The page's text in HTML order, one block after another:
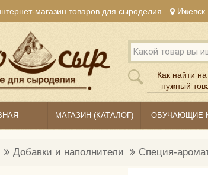
магазин товаров для сыроделия Ижевск
Как найти
нужный
МАГАЗИН (КАТАЛОГ) ОБУЧАЮЩИЕ
Добавки и наполнители Специя-